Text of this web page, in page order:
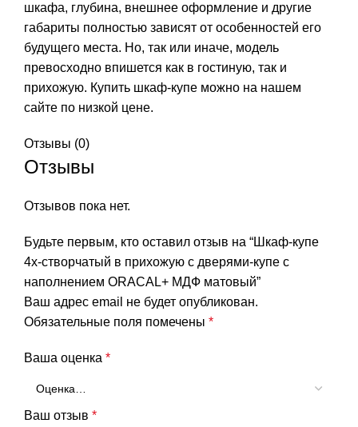
шкафа, глубина, внешнее оформление и другие
габариты полностью зависят от особенностей его
будущего места. Но, так или иначе, модель
превосходно впишется как в гостиную, так и
прихожую. Купить шкаф-купе можно на нашем
сайте по низкой цене.
Отзывы (0)
Отзывы
Отзывов пока нет.
Будьте первым, кто оставил отзыв на “Шкаф-купе
4х-створчатый в прихожую с дверями-купе с
наполнением ORACAL+ МДФ матовый”
Ваш адрес email не будет опубликован.
Обязательные поля помечены *
Ваша оценка *
Ваш отзыв *